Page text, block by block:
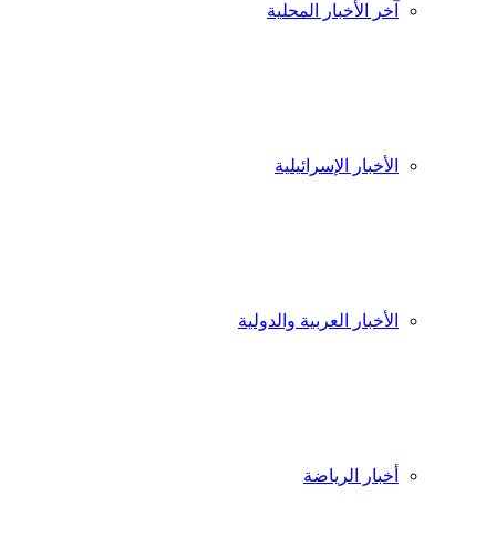
آخر الأخبار المحلية
الأخبار الإسرائيلية
الأخبار العربية والدولية
أخبار الرياضة